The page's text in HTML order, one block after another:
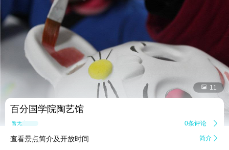
 11
百分国学院陶艺馆
暂无点评 0条评论 
查看景点简介及开放时间 简介 